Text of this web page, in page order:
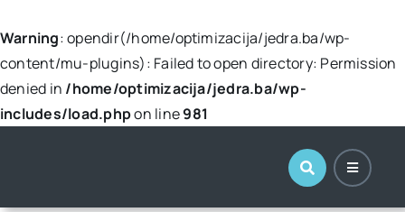
Warning: opendir(/home/optimizacija/jedra.ba/wp-
content/mu-plugins): Failed to open directory: Permission
denied in /home/optimizacija/jedra.ba/wp-
includes/load.phpon line981